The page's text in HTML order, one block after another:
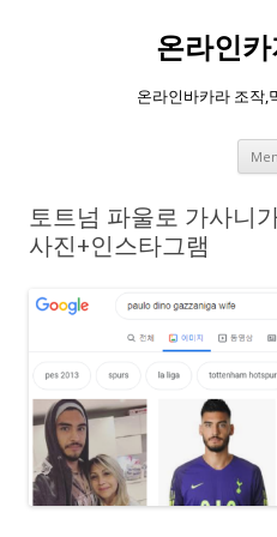
온라인
온라인바카라 조작,
토트넘 파울로 가사니
사진+인스타그램